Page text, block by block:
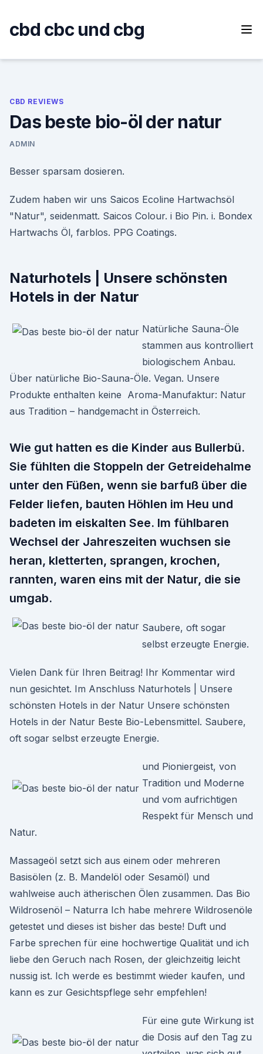
content
cbd cbc und cbg
CBD REVIEWS
Das beste bio-öl der natur
ADMIN
Besser sparsam dosieren.
Zudem haben wir uns Saicos Ecoline Hartwachsöl
"Natur", seidenmatt. Saicos Colour. i Bio Pin. i. Bondex
Hartwachs Öl, farblos. PPG Coatings.
Naturhotels | Unsere schönsten
Hotels in der Natur
Natürliche Sauna-Öle
stammen aus kontrolliert
biologischem Anbau.
Über natürliche Bio-Sauna-Öle. Vegan. Unsere
Produkte enthalten keine Aroma-Manufaktur: Natur
aus Tradition – handgemacht in Österreich.
Wie gut hatten es die Kinder aus Bullerbü.
Sie fühlten die Stoppeln der Getreidehalme
unter den Füßen, wenn sie barfuß über die
Felder liefen, bauten Höhlen im Heu und
badeten im eiskalten See. Im fühlbaren
Wechsel der Jahreszeiten wuchsen sie
heran, kletterten, sprangen, krochen,
rannten, waren eins mit der Natur, die sie
umgab.
Saubere, oft sogar
selbst erzeugte Energie.
Vielen Dank für Ihren Beitrag! Ihr Kommentar wird
nun gesichtet. Im Anschluss Naturhotels | Unsere
schönsten Hotels in der Natur Unsere schönsten
Hotels in der Natur Beste Bio-Lebensmittel. Saubere,
oft sogar selbst erzeugte Energie.
und Pioniergeist, von
Tradition und Moderne
und vom aufrichtigen
Respekt für Mensch und
Natur.
Massageöl setzt sich aus einem oder mehreren
Basisölen (z. B. Mandelöl oder Sesamöl) und
wahlweise auch ätherischen Ölen zusammen. Das Bio
Wildrosenöl – Naturra Ich habe mehrere Wildrosenöle
getestet und dieses ist bisher das beste! Duft und
Farbe sprechen für eine hochwertige Qualität und ich
liebe den Geruch nach Rosen, der gleichzeitig leicht
nussig ist. Ich werde es bestimmt wieder kaufen, und
kann es zur Gesichtspflege sehr empfehlen!
Für eine gute Wirkung ist
die Dosis auf den Tag zu